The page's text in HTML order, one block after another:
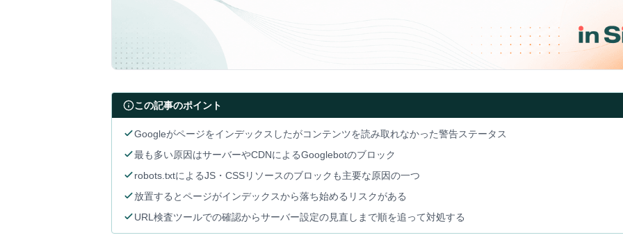
この記事のポイント
Googleがページをインデックスしたがコンテンツを読み取れなかった警告ステータス
最も多い原因はサーバーやCDNによるGooglebotのブロック
robots.txtによるJS・CSSリソースのブロックも主要な原因の一つ
放置するとページがインデックスから落ち始めるリスクがある
URL検査ツールでの確認からサーバー設定の見直しまで順を追って対処する